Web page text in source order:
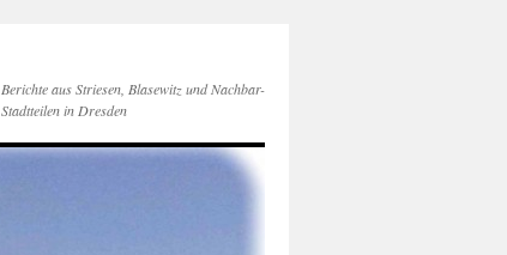
Berichte aus Striesen, Blasewitz und Nachbar-
Stadtteilen in Dresden